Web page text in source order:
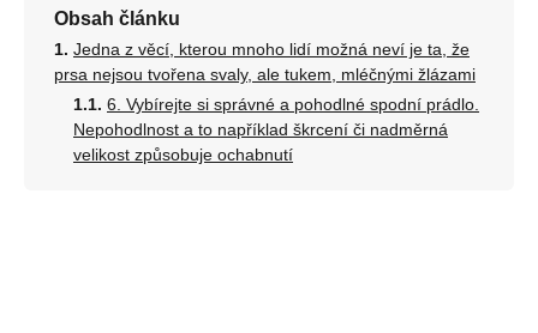
Obsah článku
Jedna z věcí, kterou mnoho lidí možná neví je ta, že
prsa nejsou tvořena svaly, ale tukem, mléčnými žlázami
6. Vybírejte si správné a pohodlné spodní prádlo.
Nepohodlnost a to například škrcení či nadměrná
velikost způsobuje ochabnutí